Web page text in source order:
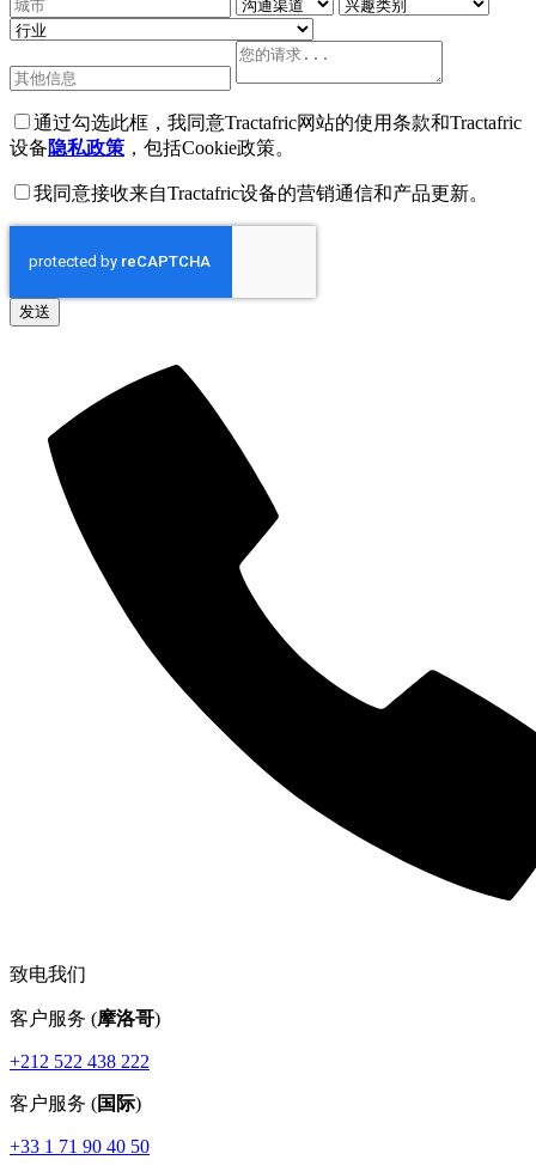
通过勾选此框，我同意Tractafric网站的使用条款和Tractafric
设备隐私政策 ，包括Cookie政策。
我同意接收来自Tractafric设备的营销通信和产品更新。
致电我们
客户服务 (摩洛哥)
+212 522 438 222
客户服务 (国际)
+33 1 71 90 40 50